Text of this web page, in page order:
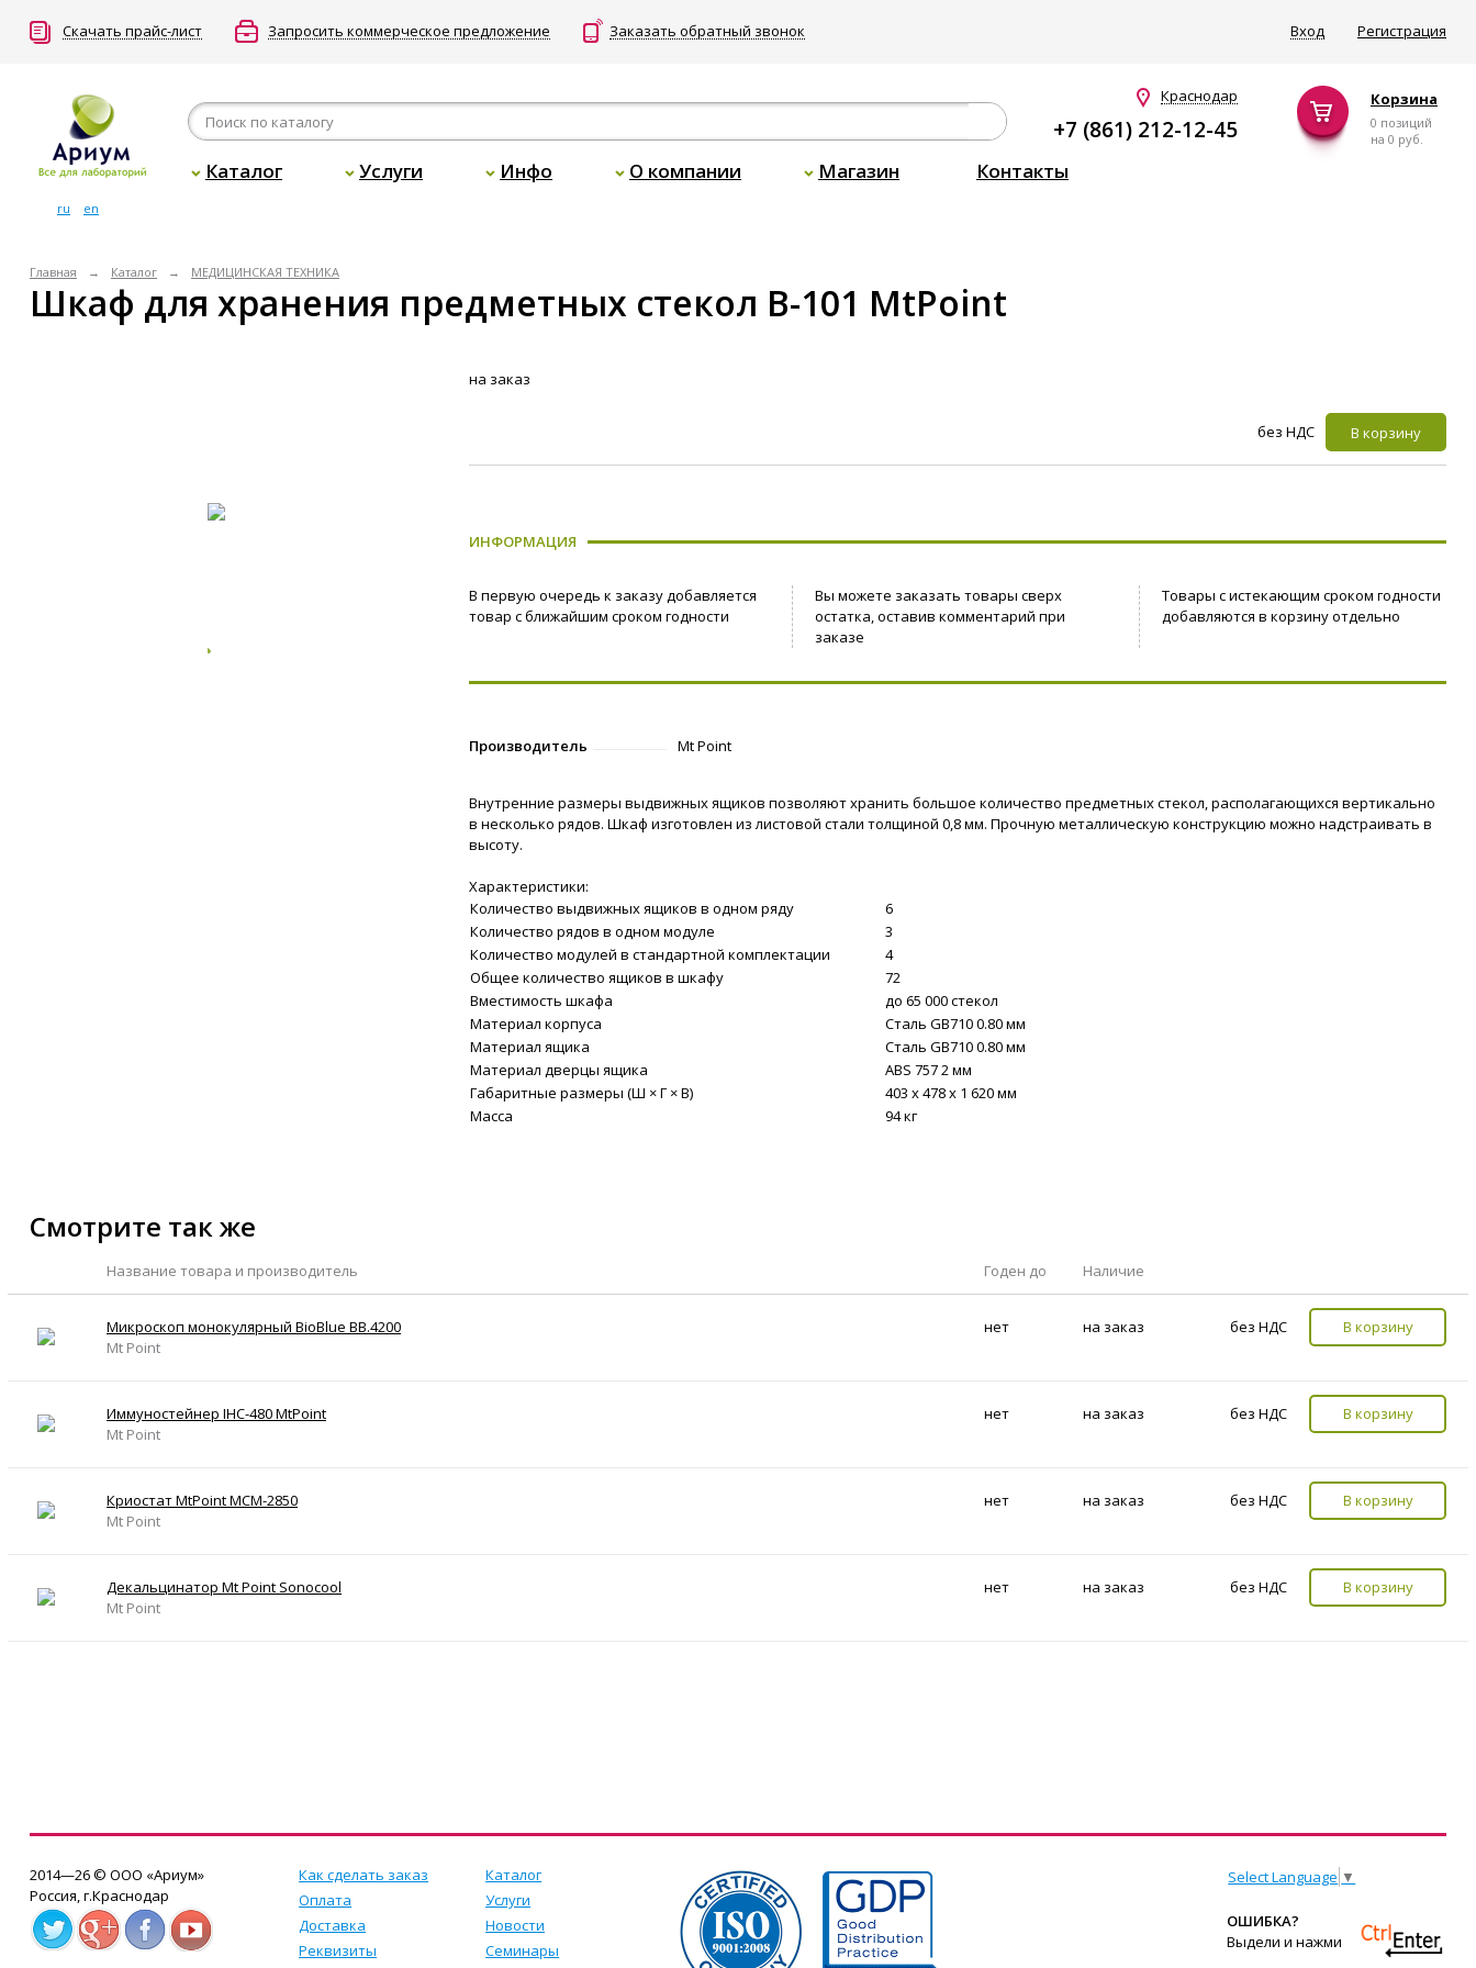
Скачать прайс-лист Запросить коммерческое предложение Заказать обратный звонок Вход Регистрация
ru en
Краснодар
+7 (861) 212-12-45
Каталог Услуги Инфо О компании Магазин Контакты
Корзина
0 позиций
на 0 руб.
Главная Каталог МЕДИЦИНСКАЯ ТЕХНИКА
Шкаф для хранения предметных стекол B-101 MtPoint
на заказ
без НДС В корзину
ИНФОРМАЦИЯ
В первую очередь к заказу добавляется
товар с ближайшим сроком годности
Вы можете заказать товары сверх
остатка, оставив комментарий при
заказе
Товары с истекающим сроком годности
добавляются в корзину отдельно
Производитель Mt Point
Внутренние размеры выдвижных ящиков позволяют хранить большое количество предметных стекол, располагающихся вертикально
в несколько рядов. Шкаф изготовлен из листовой стали толщиной 0,8 мм. Прочную металлическую конструкцию можно надстраивать в
высоту.
Характеристики:
Количество выдвижных ящиков в одном ряду
6
Количество рядов в одном модуле
3
Количество модулей в стандартной комплектации
4
Общее количество ящиков в шкафу
72
Вместимость шкафа
до 65 000 стекол
Материал корпуса
Сталь GB710 0.80 мм
Материал ящика
Сталь GB710 0.80 мм
Материал дверцы ящика
ABS 757 2 мм
Габаритные размеры (Ш × Г × В)
403 х 478 х 1 620 мм
Масса
94 кг
Смотрите так же
Название товара и производитель Годен до Наличие
Микроскоп монокулярный BioBlue BB.4200
Mt Point
нет на заказ без НДС В корзину
Иммуностейнер IHC-480 MtPoint
Mt Point
нет на заказ без НДС В корзину
Криостат MtPoint MCM-2850
Mt Point
нет на заказ без НДС В корзину
Декальцинатор Mt Point Sonocool
Mt Point
нет на заказ без НДС В корзину
2014—26 © ООО «Ариум»
Россия, г.Краснодар
Как сделать заказ
Оплата
Доставка
Реквизиты
Каталог
Услуги
Новости
Семинары
Select Language ▼
ОШИБКА?
Выдели и нажми